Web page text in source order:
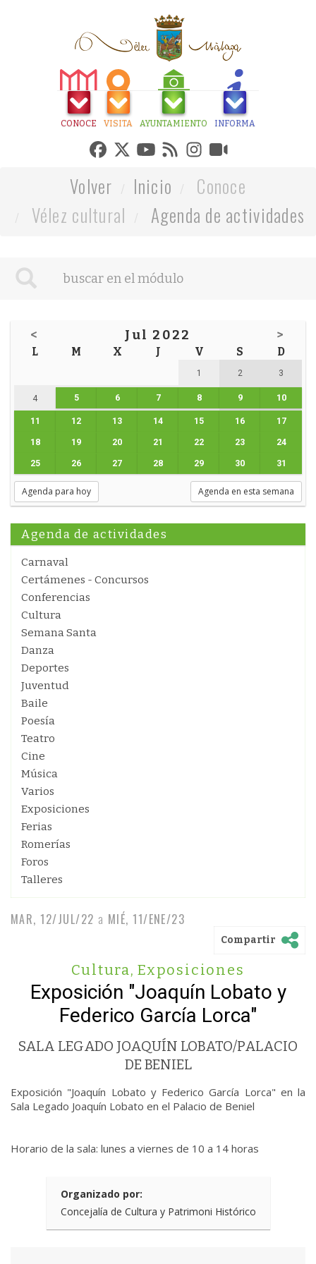
CONOCE VISITA AYUNTAMIENTO INFORMA
Volver Inicio
Conoce
Vélez cultural
Agenda de actividades
< Jul 2022 >
L M X J V S D
1 2 3
4 5 6 7 8 9 10
11 12 13 14 15 16 17
18 19 20 21 22 23 24
25 26 27 28 29 30 31
Agenda para hoy Agenda en esta semana
Agenda de actividades
Carnaval
Certámenes - Concursos
Conferencias
Cultura
Semana Santa
Danza
Deportes
Juventud
Baile
Poesía
Teatro
Cine
Música
Varios
Exposiciones
Ferias
Romerías
Foros
Talleres
MAR, 12/JUL/22 a MIÉ, 11/ENE/23
Compartir
Cultura, Exposiciones
Exposición "Joaquín Lobato y
Federico García Lorca"
SALA LEGADO JOAQUÍN LOBATO/PALACIO
DE BENIEL
Exposición "Joaquín Lobato y Federico García Lorca" en la
Sala Legado Joaquín Lobato en el Palacio de Beniel
Horario de la sala: lunes a viernes de 10 a 14 horas
Organizado por:
Concejalía de Cultura y Patrimoni Histórico